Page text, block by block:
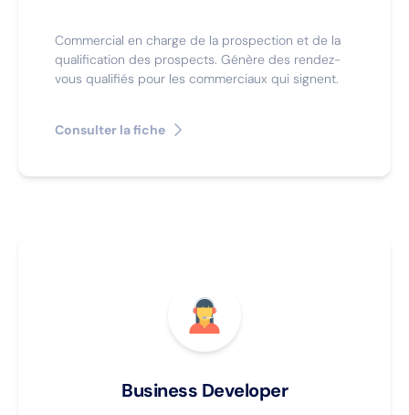
Commercial en charge de la prospection et de la
qualification des prospects. Génère des rendez-
vous qualifiés pour les commerciaux qui signent.
Consulter la fiche
Business Developer